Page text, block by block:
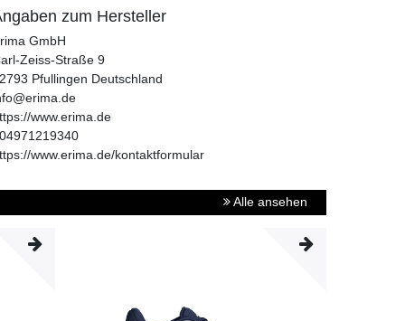
zum Hersteller
GmbH
Zeiss-Straße 9
Pfullingen Deutschland
www.erima.de
www.erima.de/kontaktformular
Alle ansehen